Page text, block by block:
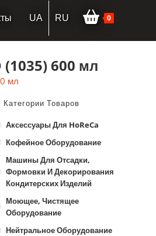
UA RU 0
(1035) 600 мл
мл
Категории Товаров
Аксессуары Для HoReCa
Кофейное Оборудование
Машины Для Отсадки,
Формовки И Декорирования
Кондитерских Изделий
Моющее, Чистящее
Оборудование
Нейтральное Оборудование